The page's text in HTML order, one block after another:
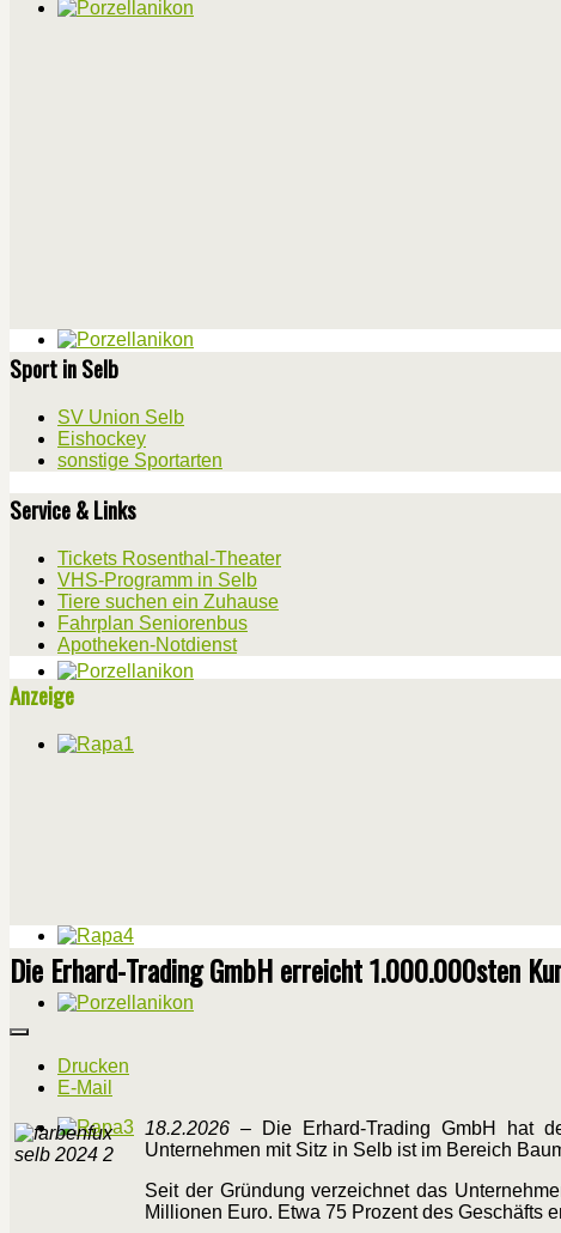
Sport in Selb
SV Union Selb
Eishockey
sonstige Sportarten
Service & Links
Tickets Rosenthal-Theater
VHS-Programm in Selb
Tiere suchen ein Zuhause
Fahrplan Seniorenbus
Apotheken-Notdienst
Anzeige
Die Erhard-Trading GmbH erreicht 1.000.000sten
Drucken
E-Mail
18.2.2026 – Die Erhard-Trading GmbH hat
Unternehmen mit Sitz in Selb ist im Bereich
Seit der Gründung verzeichnet das
Millionen Euro. Etwa 75 Prozent des Geschäfts